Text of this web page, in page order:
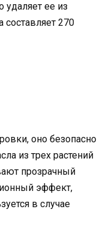
ее из
составляет 270
оно безопасно
из трех растений
прозрачный
эффект,
в случае